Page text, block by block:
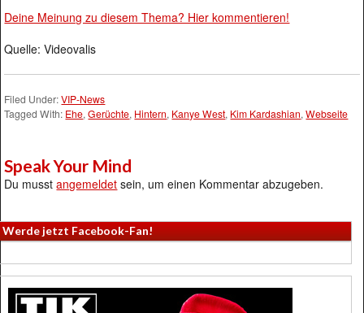
Deine Meinung zu diesem Thema? Hier kommentieren!
Quelle: Videovalis
Filed Under:VIP-News
Tagged With: Ehe,Gerüchte, Hintern, Kanye West, Kim Kardashian,Webseite
Speak Your Mind
Du musstangemeldet sein, um einen Kommentar abzugeben.
Werde jetzt Facebook-Fan!